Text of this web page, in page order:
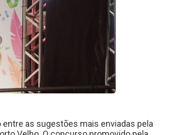
entre as sugestões mais enviadas pela